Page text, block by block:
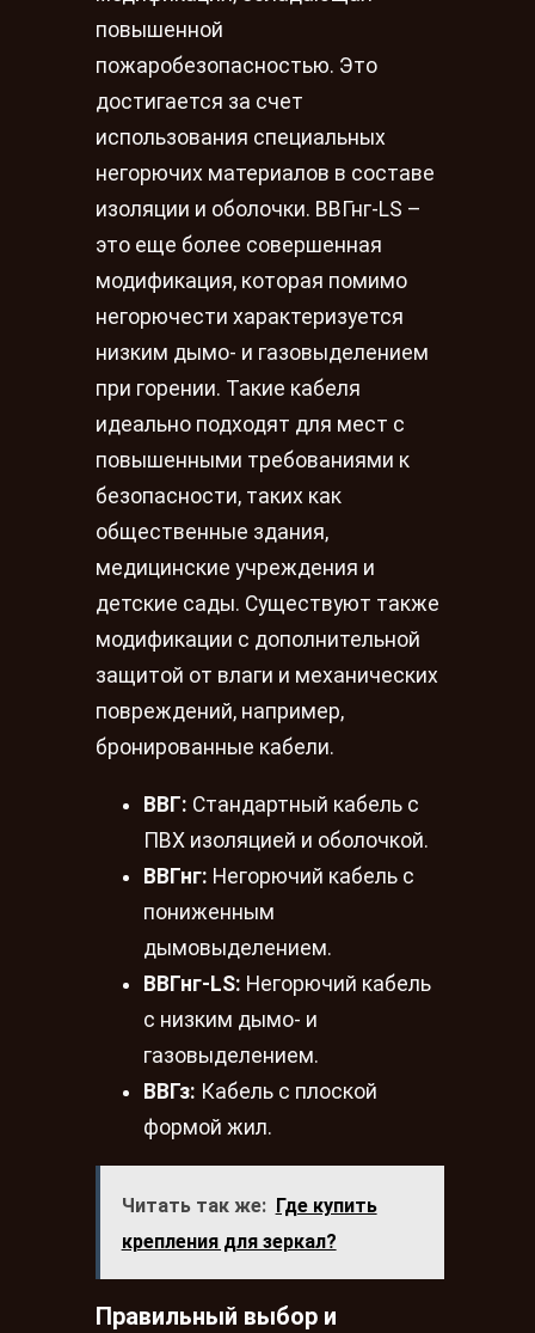
повышенной
пожаробезопасностью. Это
достигается за счет
использования специальных
негорючих материалов в составе
изоляции и оболочки. ВВГнг-LS –
это еще более совершенная
модификация, которая помимо
негорючести характеризуется
низким дымо- и газовыделением
при горении. Такие кабеля
идеально подходят для мест с
повышенными требованиями к
безопасности, таких как
общественные здания,
медицинские учреждения и
детские сады. Существуют также
модификации с дополнительной
защитой от влаги и механических
повреждений, например,
бронированные кабели.
ВВГ: Стандартный кабель с
ПВХ изоляцией и оболочкой.
ВВГнг: Негорючий кабель с
пониженным
дымовыделением.
ВВГнг-LS: Негорючий кабель
с низким дымо- и
газовыделением.
ВВГз: Кабель с плоской
формой жил.
Читать так же: Где купить
крепления для зеркал?
Правильный выбор и